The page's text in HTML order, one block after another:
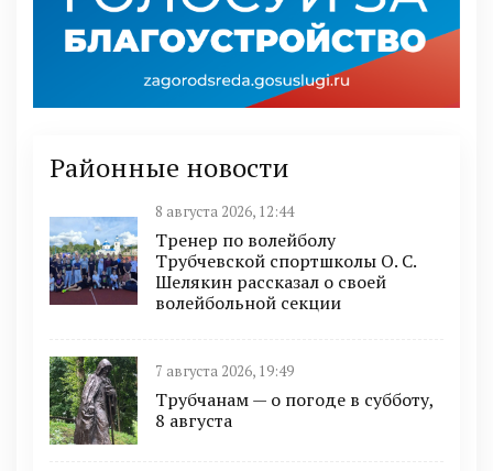
Районные новости
8 августа 2026, 12:44
Тренер по волейболу
Трубчевской спортшколы О. С.
Шелякин рассказал о своей
волейбольной секции
7 августа 2026, 19:49
Трубчанам — о погоде в субботу,
8 августа